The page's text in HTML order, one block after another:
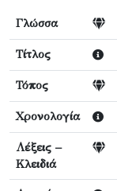
Γλώσσα
Τίτλος
Τόπος
Χρονολογία
Λέξεις –
Κλειδιά